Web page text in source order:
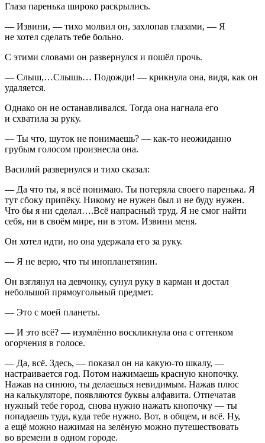
Глаза паренька широко раскрылись.
— Извини, — тихо молвил он, захлопав глазами, — Я
не хотел сделать тебе больно.
С этими словами он развернулся и пошёл прочь.
— Слыш,…Слышь… Подожди! — крикнула она, видя, как он
удаляется.
Однако он не останавливался. Тогда она нагнала его
и схватила за руку.
— Ты что, шуток не понимаешь? — как-то неожиданно
грубым голосом произнесла она.
Василий развернулся и тихо сказал:
— Да что ты, я всё понимаю. Ты потеряла своего паренька. Я
тут сбоку припёку. Никому не нужен был и не буду нужен.
Что бы я ни сделал….Всё напрасный труд. Я не смог найти
себя, ни в своём мире, ни в этом. Извини меня.
Он хотел идти, но она удержала его за руку.
— Я не верю, что ты инопланетянин.
Он взглянул на девчонку, сунул руку в карман и достал
небольшой прямоугольный предмет.
— Это с моей планеты.
— И это всё? — изумлённо воскликнула она с оттенком
огорчения в голосе.
— Да, всё. Здесь, — показал он на какую-то шкалу, —
настраивается год. Потом нажимаешь красную кнопочку.
Нажав на синюю, ты делаешься невидимым. Нажав плюс
на калькуляторе, появляются буквы алфавита. Отпечатав
нужный тебе город, снова нужно нажать кнопочку — ты
попадаешь туда, куда тебе нужно. Вот, в общем, и всё. Ну,
а ещё можно нажимая на зелёную можно путешествовать
во времени в одном городе.